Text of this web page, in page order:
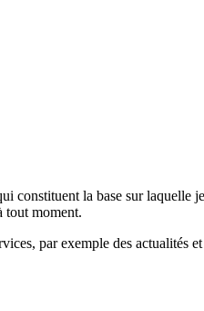
la base sur laquelle
tout moment.
par exemple des actualités